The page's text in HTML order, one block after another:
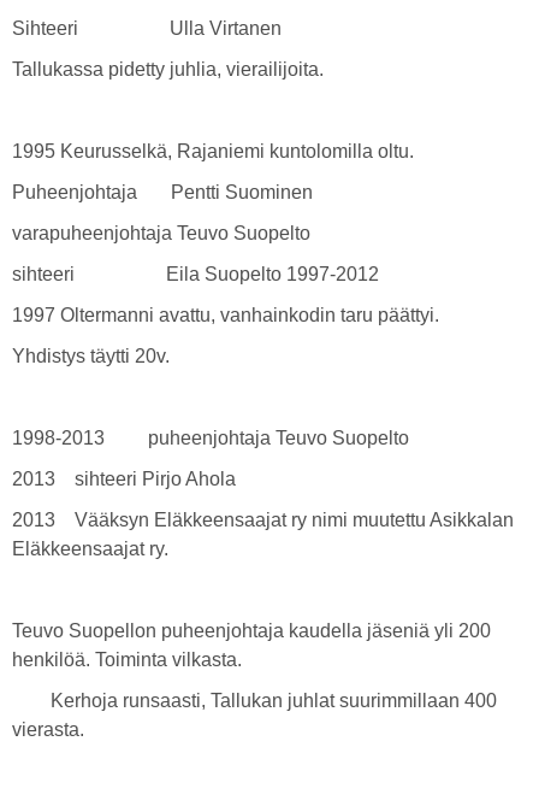
Sihteeri Ulla Virtanen
Tallukassa pidetty juhlia, vierailijoita.
1995 Keurusselkä, Rajaniemi kuntolomilla oltu.
Puheenjohtaja Pentti Suominen
varapuheenjohtaja Teuvo Suopelto
sihteeri Eila Suopelto 1997-2012
1997 Oltermanni avattu, vanhainkodin taru päättyi.
Yhdistys täytti 20v.
1998-2013 puheenjohtaja Teuvo Suopelto
2013 sihteeri Pirjo Ahola
2013 Vääksyn Eläkkeensaajat ry nimi muutettu Asikkalan
Eläkkeensaajat ry.
Teuvo Suopellon puheenjohtaja kaudella jäseniä yli 200
henkilöä. Toiminta vilkasta.
Kerhoja runsaasti, Tallukan juhlat suurimmillaan 400
vierasta.